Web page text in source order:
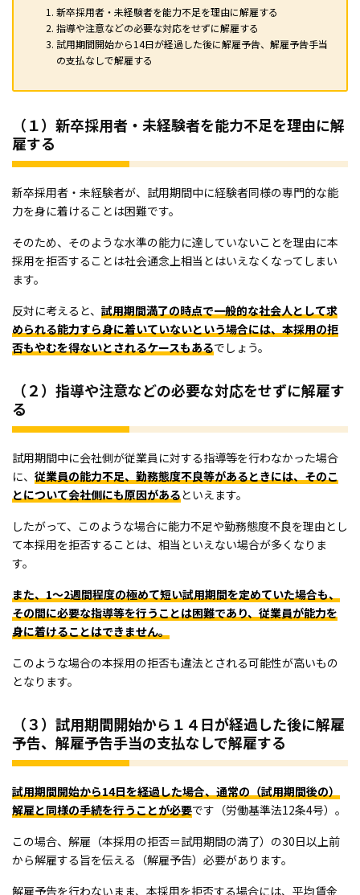
新卒採用者・未経験者を能力不足を理由に解雇する
指導や注意などの必要な対応をせずに解雇する
試用期間開始から14日が経過した後に解雇予告、解雇予告手当
の支払なしで解雇する
（１）新卒採用者・未経験者を能力不足を理由に解
雇する
新卒採用者・未経験者が、試用期間中に経験者同様の専門的な能
力を身に着けることは困難です。
そのため、そのような水準の能力に達していないことを理由に本
採用を拒否することは社会通念上相当とはいえなくなってしまい
ます。
反対に考えると、 試用期間満了の時点で一般的な社会人として求
められる能力すら身に着いていないという場合には、本採用の拒
否もやむを得ないとされるケースもあるでしょう。
（２）指導や注意などの必要な対応をせずに解雇す
る
試用期間中に会社側が従業員に対する指導等を行わなかった場合
に、 従業員の能力不足、勤務態度不良等があるときには、そのこ
とについて会社側にも原因があるといえます。
したがって、このような場合に能力不足や勤務態度不良を理由とし
て本採用を拒否することは、相当といえない場合が多くなりま
す。
また、1～2週間程度の極めて短い試用期間を定めていた場合も、
その間に必要な指導等を行うことは困難であり、従業員が能力を
身に着けることはできません。
このような場合の本採用の拒否も違法とされる可能性が高いもの
となります。
（３）試用期間開始から１４日が経過した後に解雇
予告、解雇予告手当の支払なしで解雇する
試用期間開始から14日を経過した場合、通常の（試用期間後の）
解雇と同様の手続を行うことが必要です（労働基準法12条4号）。
この場合、解雇（本採用の拒否＝試用期間の満了）の30日以上前
から解雇する旨を伝える（解雇予告）必要があります。
解雇予告を行わないまま、本採用を拒否する場合には、平均賃金